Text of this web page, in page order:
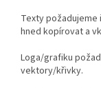
Texty
hned kopírovat a
Loga/grafiku
vektory/křivky.